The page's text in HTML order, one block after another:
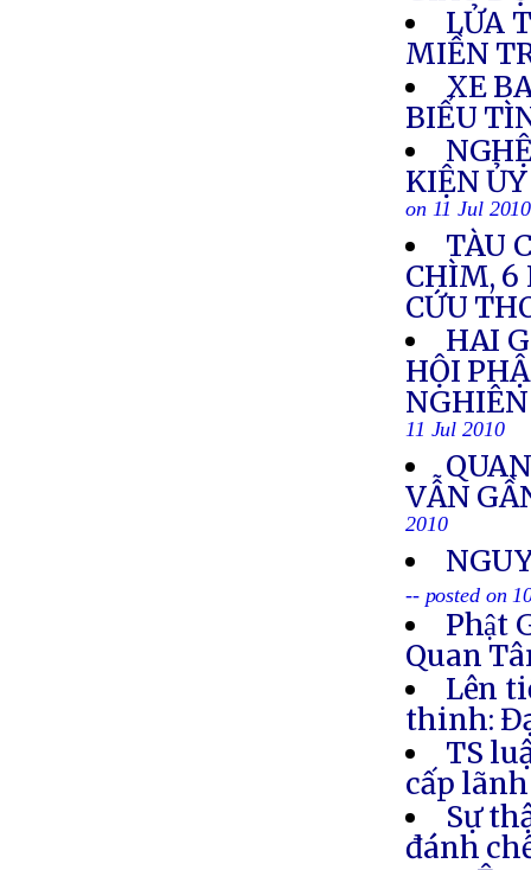
LỬA
MIỀN
XE
BIỂU
KIỆN
on 11 Jul 2010
TÀU
CHÌM, 6
CỨU
HAI
HỘI
11 Jul 2010
VẪN
2010
-- posted on
Phật
Quan
Lên
thinh:
TS
cấp
Sự
đánh